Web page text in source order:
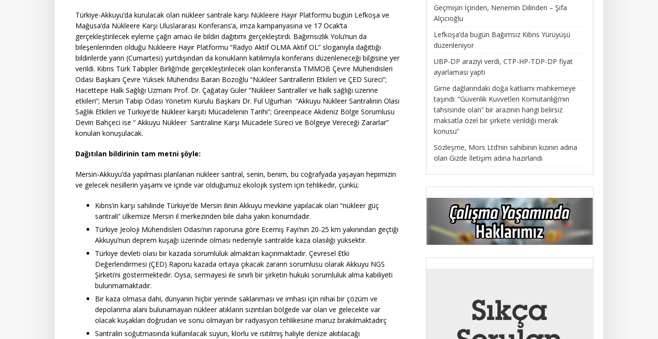
Türkiye-Akkuyu’da kurulacak olan nükleer santrale karşı Nükleere Hayır Platformu bugün Lefkoşa ve
Mağusa’da Nükleere Karşı Uluslararası Konferans’a, imza kampanyasına ve 17 Ocak’ta
gerçekleştirilecek eyleme çağrı amacı ile bildiri dağıtımı gerçekleştirdi. Bağımsızlık Yolu’nun da
bileşenlerinden olduğu Nükleere Hayır Platformu “Radyo Aktif OLMA Aktif OL” sloganıyla dağıttığı
bildirilerde yarın (Cumartesi) yurtdışından da konukların katılımıyla konferans düzenleneceği bilgisine yer
verildi. Kıbrıs Türk Tabipler Birliği’nde gerçekleştirilecek olan konferansta TMMOB Çevre Mühendisleri
Odası Başkanı Çevre Yüksek Mühendisi Baran Bozoğlu “Nükleer Santrallerin Etkileri ve ÇED Süreci”;
Hacettepe Halk Sağlığı Uzmanı Prof. Dr. Çağatay Güler “Nükleer Santraller ve halk sağlığı üzerine
etkileri”; Mersin Tabip Odası Yönetim Kurulu Başkanı Dr. Ful Uğurhan “Akkuyu Nükleer Santralinin Olası
Sağlık Etkileri ve Türkiye’de Nükleer karşıtı Mücadelenin Tarihi”; Greenpeace Akdeniz Bölge Sorumlusu
Devin Bahçeci ise “ Akkuyu Nükleer Santraline Karşı Mücadele Süreci ve Bölgeye Vereceği Zararlar”
konuları konuşulacak.
Dağıtılan bildirinin tam metni şöyle:
Mersin-Akkuyu’da yapılması planlanan nükleer santral, senin, benim, bu coğrafyada yaşayan hepimizin
ve gelecek nesillerin yaşamı ve içinde var olduğumuz ekolojik system için tehlikedir, çünkü;
Kıbrıs’ın karşı sahilinde Türkiye’de Mersin ilinin Akkuyu mevkiine yapılacak olan “nükleer güç
santrali” ülkemize Mersin il merkezinden bile daha yakın konumdadır.
Türkiye Jeoloji Mühendisleri Odası’nın raporuna göre Ecemiş Fayı’nın 20-25 km yakınından geçtiği
Akkuyu’nun deprem kuşağı üzerinde olması nedeniyle santralde kaza olasılığı yüksektir.
Türkiye devleti olası bir kazada sorumluluk almaktan kaçınmaktadır. Çevresel Etki
Değerlendirmesi (ÇED) Raporu kazada ortaya çıkacak zararın sorumlusu olarak Akkuyu NGS
Şirketi’ni göstermektedir. Oysa, sermayesi ile sınırlı bir şirketin hukuki sorumluluk alma kabiliyeti
bulunmamaktadır.
Bir kaza olmasa dahi, dünyanın hiçbir yerinde saklanması ve imhası için nihai bir çözüm ve
depolanma alanı bulunamayan nükleer atıkların sızıntıları bölgede var olan ve gelecekte var
olacak kuşakları doğrudan ve sonu olmayan bir radyasyon tehlikesine maruz bırakılmaktadırç
Santralin soğutmasında kullanılacak suyun, klorlu ve ısıtılmış haliyle denize akıtılacağı
Geçmişin İçinden, Nenemin Dilinden – Şifa
Alçıcıoğlu
Lefkoşa’da bugün Bağımsız Kıbrıs Yürüyüşü
düzenleniyor
UBP-DP araziyi verdi, CTP-HP-TDP-DP fiyat
ayarlaması yaptı
Girne dağlarındaki doğa katliamı mahkemeye
taşındı: “Güvenlik Kuvvetleri Komutanlığı’nın
tahsisinde olan” bir arazinin hangi belirsiz
maksatla özel bir şirkete verildiği merak
konusu”
Sözleşme, Mors Ltd’nin sahibinin kızının adına
olan Gizde İletişim adına hazırlandı